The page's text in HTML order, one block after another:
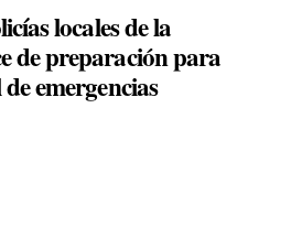
locales de la
de preparación para
emergencias